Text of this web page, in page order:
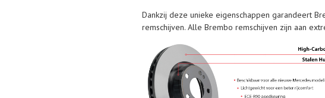
Dankzij deze unieke eigenschappen garandeert
remschijven. Alle Brembo remschijven zijn aan